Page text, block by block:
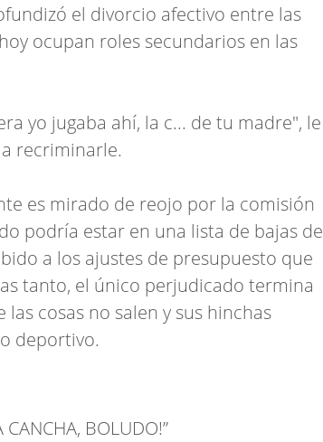
el divorcio afectivo entre las
ocupan roles secundarios en las
yo jugaba ahí, la c... de tu madre", le
recriminarle.
es mirado de reojo por la comisión
podría estar en una lista de bajas de
a los ajustes de presupuesto que
tanto, el único perjudicado termina
cosas no salen y sus hinchas
deportivo.
CANCHA, BOLUDO!”